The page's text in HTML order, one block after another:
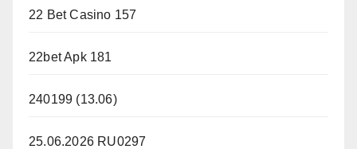
22 Bet Casino 157
22bet Apk 181
240199 (13.06)
25.06.2026 RU0297